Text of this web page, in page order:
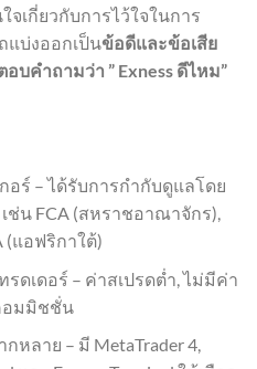
จเกี่ยวกับการไว้ใจในการ
แบ่งออกเป็นข้อดีและข้อเสีย
บคำถามว่า ” Exness ดีไหม”
อร์ – ได้รับการกำกับดูแลโดย
น FCA (สหราชอาณาจักร),
(แอฟริกาใต้)
รดเดอร์ – ค่าสเปรดต่ำ, ไม่มีค่า
อมมิชชั่น
หลาย – มี MetaTrader 4,